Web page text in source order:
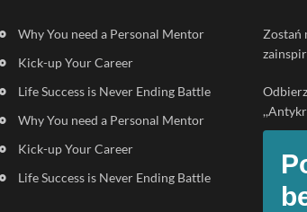
Why You need a Personal Mentor
Kick-up Your Career
Life Success is Never Ending Battle
Why You need a Personal Mentor
Kick-up Your Career
Life Success is Never Ending Battle
Zostań